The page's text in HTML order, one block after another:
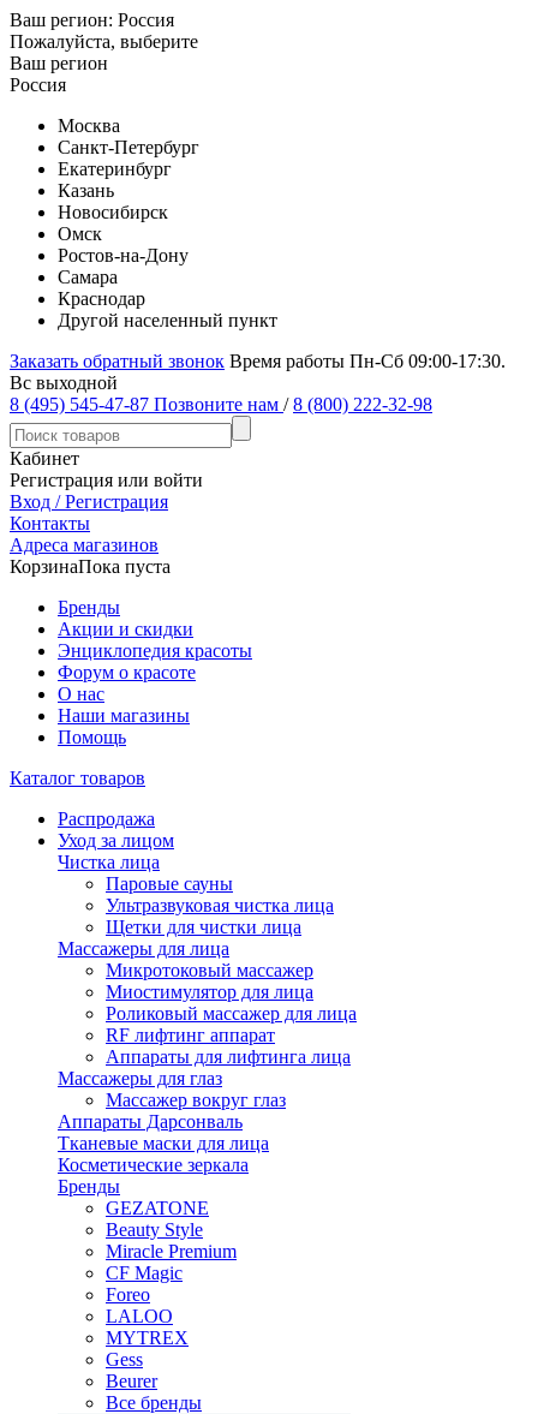
Ваш регион: Россия
Пожалуйста, выберите
Ваш регион
Россия
Москва
Санкт-Петербург
Екатеринбург
Казань
Новосибирск
Омск
Ростов-на-Дону
Самара
Краснодар
Другой населенный пункт
Заказать обратный звонок Время работы Пн-Сб 09:00-17:30.
Вс выходной
8 (495) 545-47-87 Позвоните нам / 8 (800) 222-32-98
Кабинет
Регистрация или войти
Вход / Регистрация
Контакты
Адреса магазинов
КорзинаПока пуста
Бренды
Акции и скидки
Энциклопедия красоты
Форум о красоте
О нас
Наши магазины
Помощь
Каталог товаров
Распродажа
Уход за лицом
Чистка лица
Паровые сауны
Ультразвуковая чистка лица
Щетки для чистки лица
Массажеры для лица
Микротоковый массажер
Миостимулятор для лица
Роликовый массажер для лица
RF лифтинг аппарат
Аппараты для лифтинга лица
Массажеры для глаз
Массажер вокруг глаз
Аппараты Дарсонваль
Тканевые маски для лица
Косметические зеркала
Бренды
GEZATONE
Beauty Style
Miracle Premium
CF Magic
Foreo
LALOO
MYTREX
Gess
Beurer
Все бренды